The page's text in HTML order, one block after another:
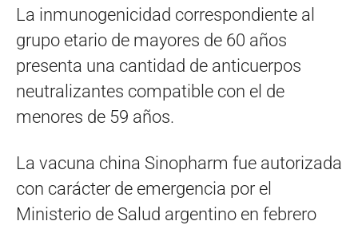
La inmunogenicidad correspondiente al
grupo etario de mayores de 60 años
presenta una cantidad de anticuerpos
neutralizantes compatible con el de
menores de 59 años.
La vacuna china Sinopharm fue autorizada
con carácter de emergencia por el
Ministerio de Salud argentino en febrero